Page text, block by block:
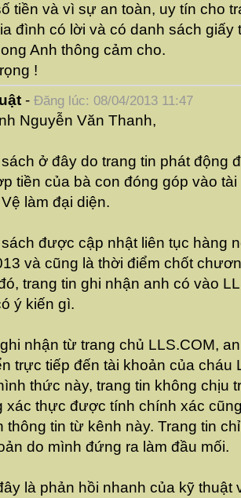
tiền và vì sự an toàn, uy tín cho
đình có lời và có danh sách giấy
Anh thông cảm cho.
!
- Đăng lúc: 08/04/2013 11:47
Nguyễn Văn Thanh,
ở đây do trang tin phát động
tiền của bà con đóng góp vào
làm đại diện.
được cập nhật liên tục hàng
và cũng là thời điểm chốt
trang tin ghi nhận anh có vào
ý kiến gì.
nhận từ trang chủ LLS.COM,
trực tiếp đến tài khoản của cháu
thức này, trang tin không chịu
xác thực được tính chính xác
thông tin từ kênh này. Trang tin
do mình đứng ra làm đầu mối.
là phản hồi nhanh của kỹ thuật